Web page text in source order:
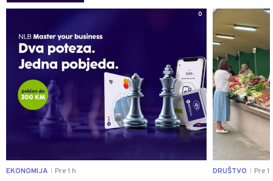
0
EKONOMIJA Pre 1 h DRUŠTVO Pre 1